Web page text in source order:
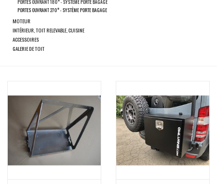
PORTES OUVRANT 180° - SYSTÈME PORTE BAGAGE
PORTES OUVRANT 270° - SYSTÈME PORTE BAGAGE
MOTEUR
INTÉRIEUR, TOIT RELEVABLE, CUISINE
ACCESSOIRES
GALERIE DE TOIT